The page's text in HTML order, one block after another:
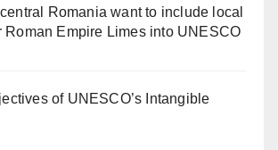
Romania want to include local
Roman Empire Limes into UNESCO
of UNESCO’s Intangible